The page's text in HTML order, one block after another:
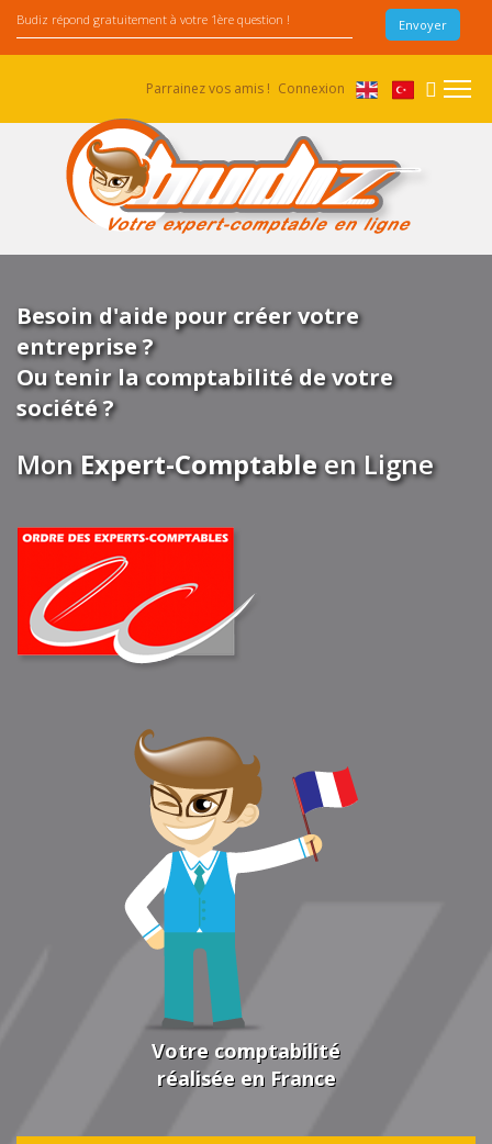
Parrainez vos amis ! Connexion
Besoin d'aide pour créer votre
entreprise ?
Ou tenir la comptabilité de votre
société ?
MonExpert-Comptableen Ligne
Votre comptabilité
réalisée en France